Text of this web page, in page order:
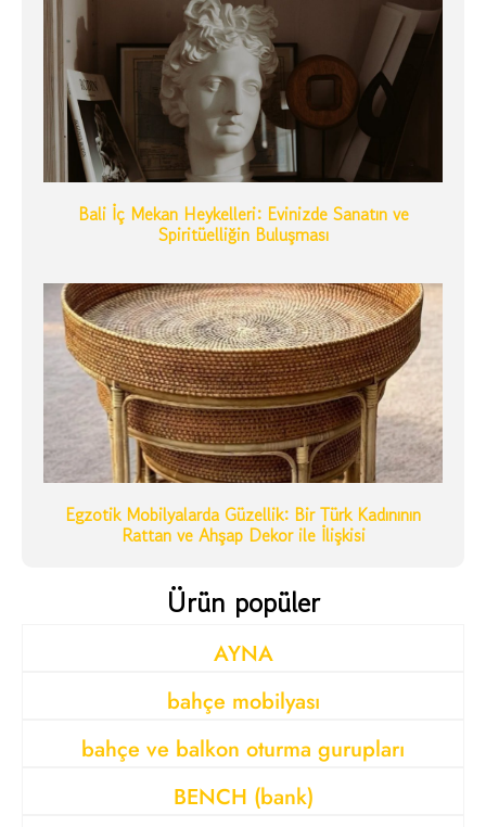
Bali İç Mekan Heykelleri: Evinizde Sanatın ve
Spiritüelliğin Buluşması
Egzotik Mobilyalarda Güzellik: Bir Türk Kadınının
Rattan ve Ahşap Dekor ile İlişkisi
Ürün popüler
AYNA
bahçe mobilyası
bahçe ve balkon oturma gurupları
BENCH (bank)